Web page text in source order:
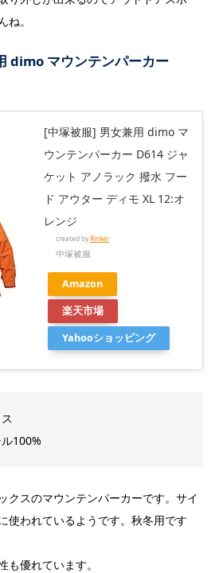
ね。
dimo マウンテンパーカー
[中塚被服] 男女兼用 dimo マ
ウンテンパーカー D614 ジャ
ケット アノラック 撥水 フー
ド アウター ディモ XL 12:オ
レンジ
created byRinker
中塚被服
Amazon
楽天市場
Yahooショッピング
100%
クスのマウンテンパーカーです。サイ
使われているようです。秋冬用です
優れています。